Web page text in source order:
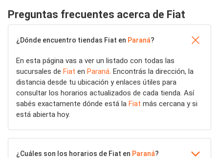
Preguntas frecuentes acerca de Fiat
¿Dónde encuentro tiendas Fiat en Paraná?
En esta página vas a ver un listado con todas las
sucursales de Fiat en Paraná. Encontrás la dirección, la
distancia desde tu ubicación y enlaces útiles para
consultar los horarios actualizados de cada tienda. Así
sabés exactamente dónde está la Fiat más cercana y si
está abierta hoy.
¿Cuáles son los horarios de Fiat en Paraná?